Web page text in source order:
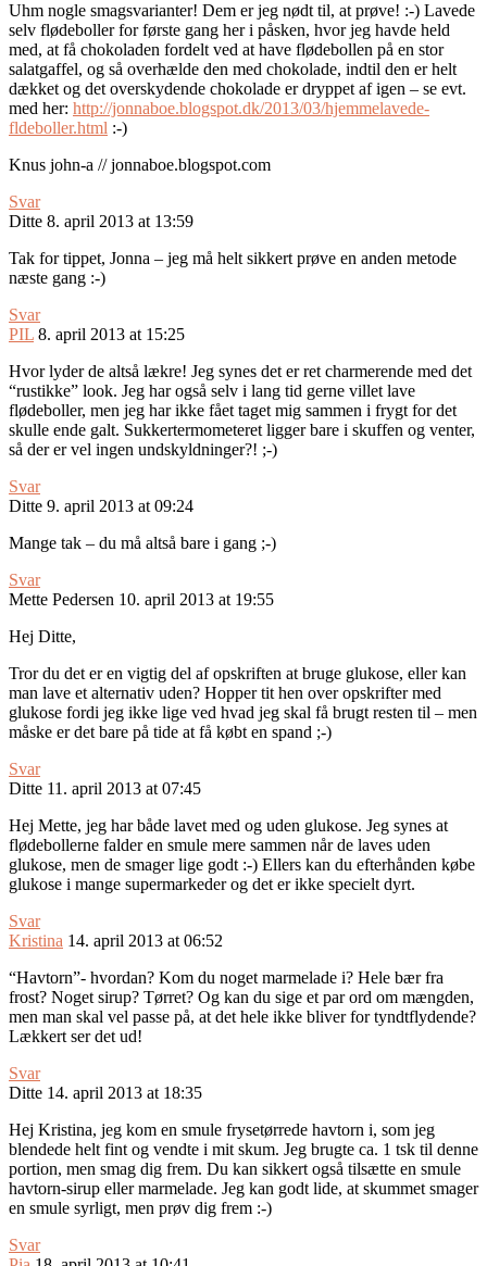
Uhm nogle smagsvarianter! Dem er jeg nødt til, at prøve! :-) Lavede
selv flødeboller for første gang her i påsken, hvor jeg havde held
med, at få chokoladen fordelt ved at have flødebollen på en stor
salatgaffel, og så overhælde den med chokolade, indtil den er helt
dækket og det overskydende chokolade er dryppet af igen – se evt.
med her: http://jonnaboe.blogspot.dk/2013/03/hjemmelavede-
fldeboller.html :-)
Knus john-a // jonnaboe.blogspot.com
Svar
Ditte 8. april 2013 at 13:59
Tak for tippet, Jonna – jeg må helt sikkert prøve en anden metode
næste gang :-)
Svar
PIL 8. april 2013 at 15:25
Hvor lyder de altså lækre! Jeg synes det er ret charmerende med det
“rustikke” look. Jeg har også selv i lang tid gerne villet lave
flødeboller, men jeg har ikke fået taget mig sammen i frygt for det
skulle ende galt. Sukkertermometeret ligger bare i skuffen og venter,
så der er vel ingen undskyldninger?! ;-)
Svar
Ditte 9. april 2013 at 09:24
Mange tak – du må altså bare i gang ;-)
Svar
Mette Pedersen 10. april 2013 at 19:55
Hej Ditte,
Tror du det er en vigtig del af opskriften at bruge glukose, eller kan
man lave et alternativ uden? Hopper tit hen over opskrifter med
glukose fordi jeg ikke lige ved hvad jeg skal få brugt resten til – men
måske er det bare på tide at få købt en spand ;-)
Svar
Ditte 11. april 2013 at 07:45
Hej Mette, jeg har både lavet med og uden glukose. Jeg synes at
flødebollerne falder en smule mere sammen når de laves uden
glukose, men de smager lige godt :-) Ellers kan du efterhånden købe
glukose i mange supermarkeder og det er ikke specielt dyrt.
Svar
Kristina 14. april 2013 at 06:52
“Havtorn”- hvordan? Kom du noget marmelade i? Hele bær fra
frost? Noget sirup? Tørret? Og kan du sige et par ord om mængden,
men man skal vel passe på, at det hele ikke bliver for tyndtflydende?
Lækkert ser det ud!
Svar
Ditte 14. april 2013 at 18:35
Hej Kristina, jeg kom en smule frysetørrede havtorn i, som jeg
blendede helt fint og vendte i mit skum. Jeg brugte ca. 1 tsk til denne
portion, men smag dig frem. Du kan sikkert også tilsætte en smule
havtorn-sirup eller marmelade. Jeg kan godt lide, at skummet smager
en smule syrligt, men prøv dig frem :-)
Svar